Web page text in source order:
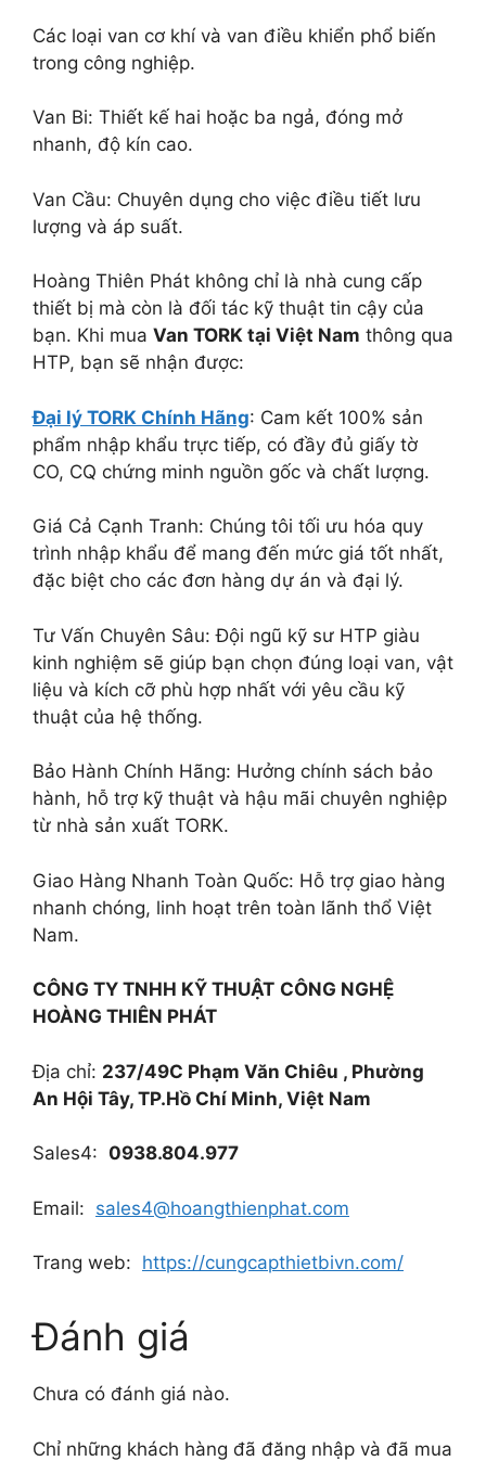
Các loại van cơ khí và van điều khiển phổ biến
trong công nghiệp.
Van Bi: Thiết kế hai hoặc ba ngả, đóng mở
nhanh, độ kín cao.
Van Cầu: Chuyên dụng cho việc điều tiết lưu
lượng và áp suất.
Hoàng Thiên Phát không chỉ là nhà cung cấp
thiết bị mà còn là đối tác kỹ thuật tin cậy của
bạn. Khi mua Van TORK tại Việt Nam thông qua
HTP, bạn sẽ nhận được:
Đại lý TORK Chính Hãng: Cam kết 100% sản
phẩm nhập khẩu trực tiếp, có đầy đủ giấy tờ
CO, CQ chứng minh nguồn gốc và chất lượng.
Giá Cả Cạnh Tranh: Chúng tôi tối ưu hóa quy
trình nhập khẩu để mang đến mức giá tốt nhất,
đặc biệt cho các đơn hàng dự án và đại lý.
Tư Vấn Chuyên Sâu: Đội ngũ kỹ sư HTP giàu
kinh nghiệm sẽ giúp bạn chọn đúng loại van, vật
liệu và kích cỡ phù hợp nhất với yêu cầu kỹ
thuật của hệ thống.
Bảo Hành Chính Hãng: Hưởng chính sách bảo
hành, hỗ trợ kỹ thuật và hậu mãi chuyên nghiệp
từ nhà sản xuất TORK.
Giao Hàng Nhanh Toàn Quốc: Hỗ trợ giao hàng
nhanh chóng, linh hoạt trên toàn lãnh thổ Việt
Nam.
CÔNG TY TNHH KỸ THUẬT CÔNG NGHỆ
HOÀNG THIÊN PHÁT
Địa chỉ: 237/49C Phạm Văn Chiêu , Phường
An Hội Tây, TP.Hồ Chí Minh, Việt Nam
Sales4: 0938.804.977
Email: sales4@hoangthienphat.com
Trang web: https://cungcapthietbivn.com/
Đánh giá
Chưa có đánh giá nào.
Chỉ những khách hàng đã đăng nhập và đã mua